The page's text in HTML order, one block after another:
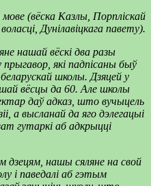
(вёска Казлы, Порпліскай
воласці, Дунілавіцкага павету).
нашай вёскі два разы
які падпісаны быў
школы. Дзяцей у
вёсцы да 60. Але школы
даў адказ, што вучыцель
а высланай да яго дэлегацыі
гутаркі аб адкрыцці
дзецям, нашы сяляне на свой
і паведалі аб гэтым